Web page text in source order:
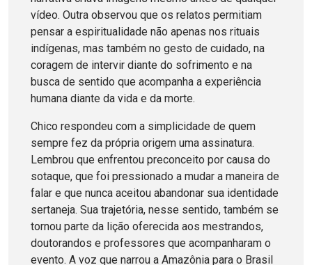
vídeo. Outra observou que os relatos permitiam
pensar a espiritualidade não apenas nos rituais
indígenas, mas também no gesto de cuidado, na
coragem de intervir diante do sofrimento e na
busca de sentido que acompanha a experiência
humana diante da vida e da morte.
Chico respondeu com a simplicidade de quem
sempre fez da própria origem uma assinatura.
Lembrou que enfrentou preconceito por causa do
sotaque, que foi pressionado a mudar a maneira de
falar e que nunca aceitou abandonar sua identidade
sertaneja. Sua trajetória, nesse sentido, também se
tornou parte da lição oferecida aos mestrandos,
doutorandos e professores que acompanharam o
evento. A voz que narrou a Amazônia para o Brasil